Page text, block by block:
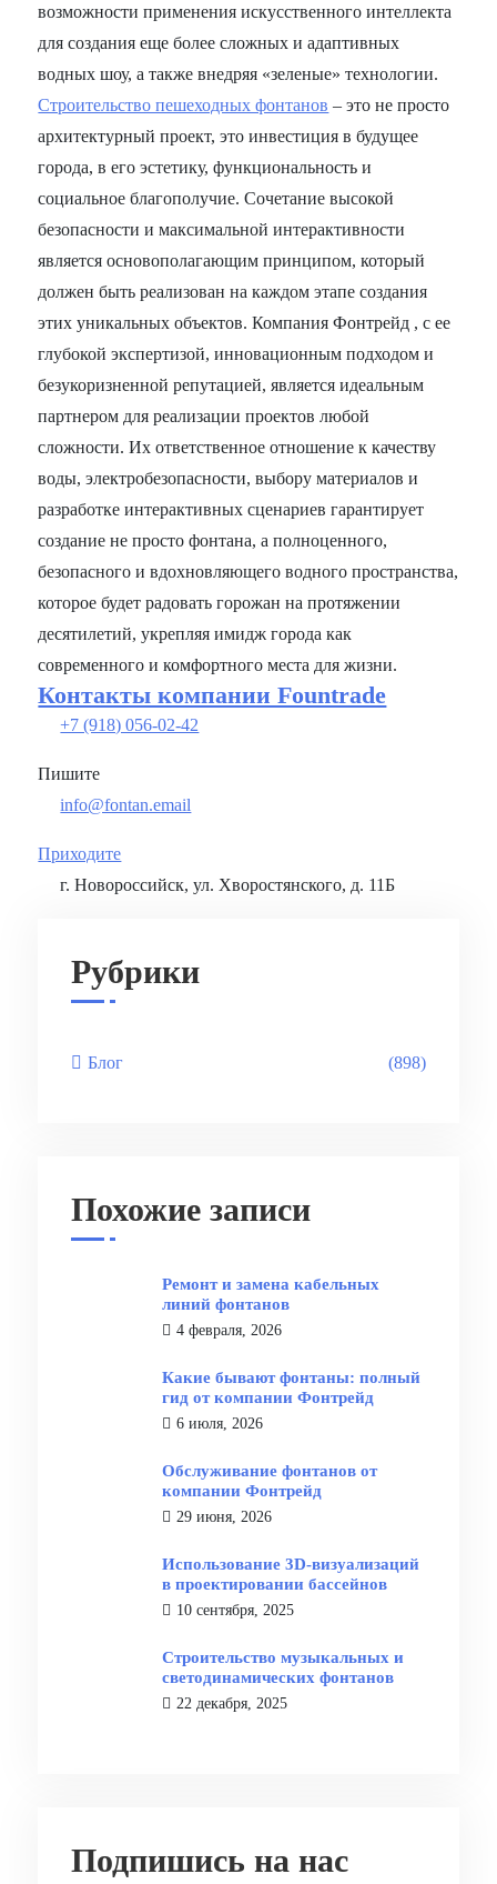
возможности применения искусственного интеллекта
для создания еще более сложных и адаптивных
водных шоу, а также внедряя «зеленые» технологии.
Строительство пешеходных фонтанов – это не просто
архитектурный проект, это инвестиция в будущее
города, в его эстетику, функциональность и
социальное благополучие. Сочетание высокой
безопасности и максимальной интерактивности
является основополагающим принципом, который
должен быть реализован на каждом этапе создания
этих уникальных объектов. Компания Фонтрейд , с ее
глубокой экспертизой, инновационным подходом и
безукоризненной репутацией, является идеальным
партнером для реализации проектов любой
сложности. Их ответственное отношение к качеству
воды, электробезопасности, выбору материалов и
разработке интерактивных сценариев гарантирует
создание не просто фонтана, а полноценного,
безопасного и вдохновляющего водного пространства,
которое будет радовать горожан на протяжении
десятилетий, укрепляя имидж города как
современного и комфортного места для жизни.
Контакты компании Fountrade
+7 (918) 056-02-42
Пишите
info@fontan.email
Приходите
г. Новороссийск, ул. Хворостянского, д. 11Б
Рубрики
Блог (898)
Похожие записи
Ремонт и замена кабельных
линий фонтанов
4 февраля, 2026
Какие бывают фонтаны: полный
гид от компании Фонтрейд
6 июля, 2026
Обслуживание фонтанов от
компании Фонтрейд
29 июня, 2026
Использование 3D-визуализаций
в проектировании бассейнов
10 сентября, 2025
Строительство музыкальных и
светодинамических фонтанов
22 декабря, 2025
Подпишись на нас